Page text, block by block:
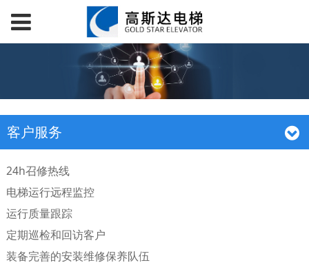
客户服务
24h召修热线
电梯运行远程监控
运行质量跟踪
定期巡检和回访客户
装备完善的安装维修保养队伍